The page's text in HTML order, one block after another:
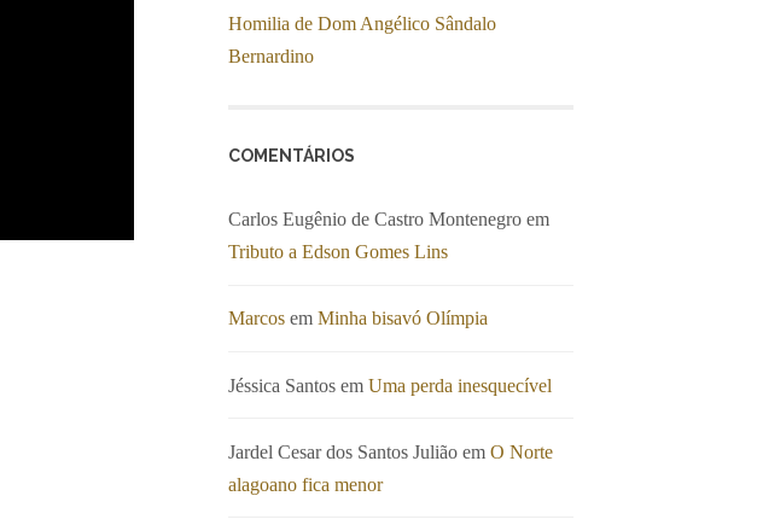
Homilia de Dom Angélico Sândalo
Bernardino
COMENTÁRIOS
Carlos Eugênio de Castro Montenegro em
Tributo a Edson Gomes Lins
Marcos em Minha bisavó Olímpia
Jéssica Santos em Uma perda inesquecível
Jardel Cesar dos Santos Julião em O Norte
alagoano fica menor